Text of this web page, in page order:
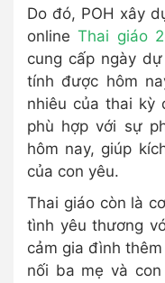
Do đó, POH xây
onlineThai giáo
cung cấp ngày
tính được hôm
nhiêu của thai kỳ
phù hợp với sự
hôm nay, giúp
của con yêu.
Thai giáo còn là
tình yêu thương
cảm gia đình
nối ba mẹ và